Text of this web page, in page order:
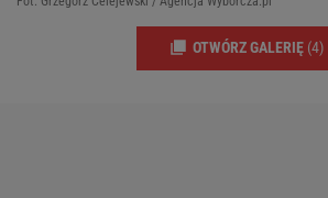
OTWÓRZ GALERIĘ (4)